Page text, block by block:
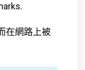
在網路上被